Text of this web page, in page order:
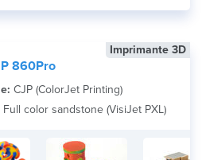
Imprimante 3D
860Pro
CJP (ColorJet Printing)
Full color sandstone (VisiJet PXL)